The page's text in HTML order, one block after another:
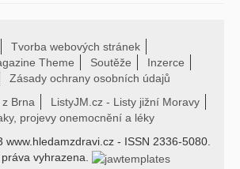
Tvorba webových stránek
Theme
Soutěže
Inzerce
Zásady ochrany osobních údajů
Brna
ListyJM.cz - Listy jižní Moravy
projevy onemocnění a léky
www.hledamzdravi.cz - ISSN 2336-5080.
vyhrazena.